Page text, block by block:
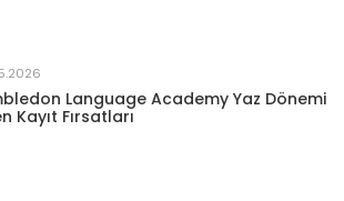
Language Academy Yaz Dönemi
Kayıt Fırsatları